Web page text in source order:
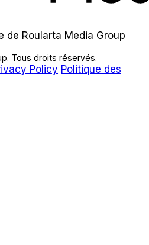
de Roularta Media Group
Tous droits réservés.
Policy Politique des